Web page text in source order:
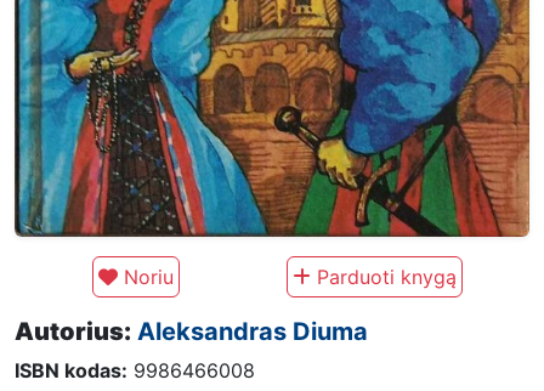
Noriu Parduoti knygą
Autorius: Aleksandras Diuma
ISBN kodas: 9986466008